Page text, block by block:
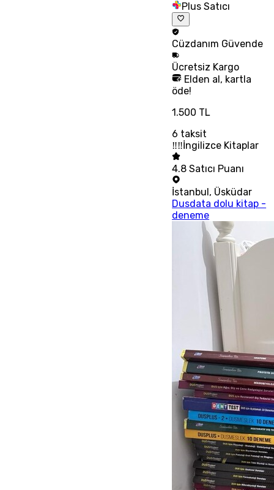
Plus Satıcı
Cüzdanım Güvende
Ücretsiz Kargo
Elden al, kartla
öde!
1.500 TL
6 taksit
‼‼İngilizce Kitaplar
4.8 Satıcı Puanı
İstanbul, Üsküdar
Dusdata dolu kitap -
deneme